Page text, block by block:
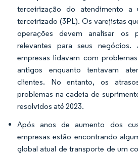
terceirização do atendimento a
terceirizado (3PL). Os varejistas
operações devem analisar os
relevantes para seus
empresas lidavam com
antigos enquanto tentavam
clientes. No entanto, os
problemas na cadeia de
resolvidos até 2023.
Após anos de aumento dos
empresas estão encontrando
global atual de transporte de um